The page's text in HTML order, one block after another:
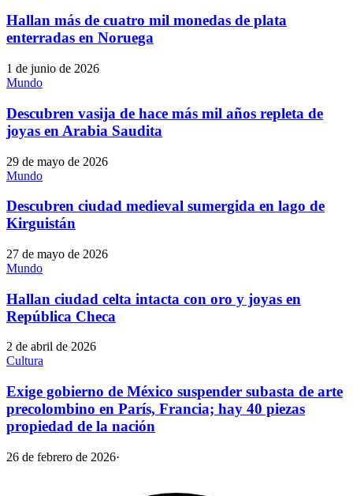
Hallan más de cuatro mil monedas de plata
enterradas en Noruega
1 de junio de 2026
Mundo
Descubren vasija de hace más mil años repleta de
joyas en Arabia Saudita
29 de mayo de 2026
Mundo
Descubren ciudad medieval sumergida en lago de
Kirguistán
27 de mayo de 2026
Mundo
Hallan ciudad celta intacta con oro y joyas en
República Checa
2 de abril de 2026
Cultura
Exige gobierno de México suspender subasta de arte
precolombino en París, Francia; hay 40 piezas
propiedad de la nación
26 de febrero de 2026·